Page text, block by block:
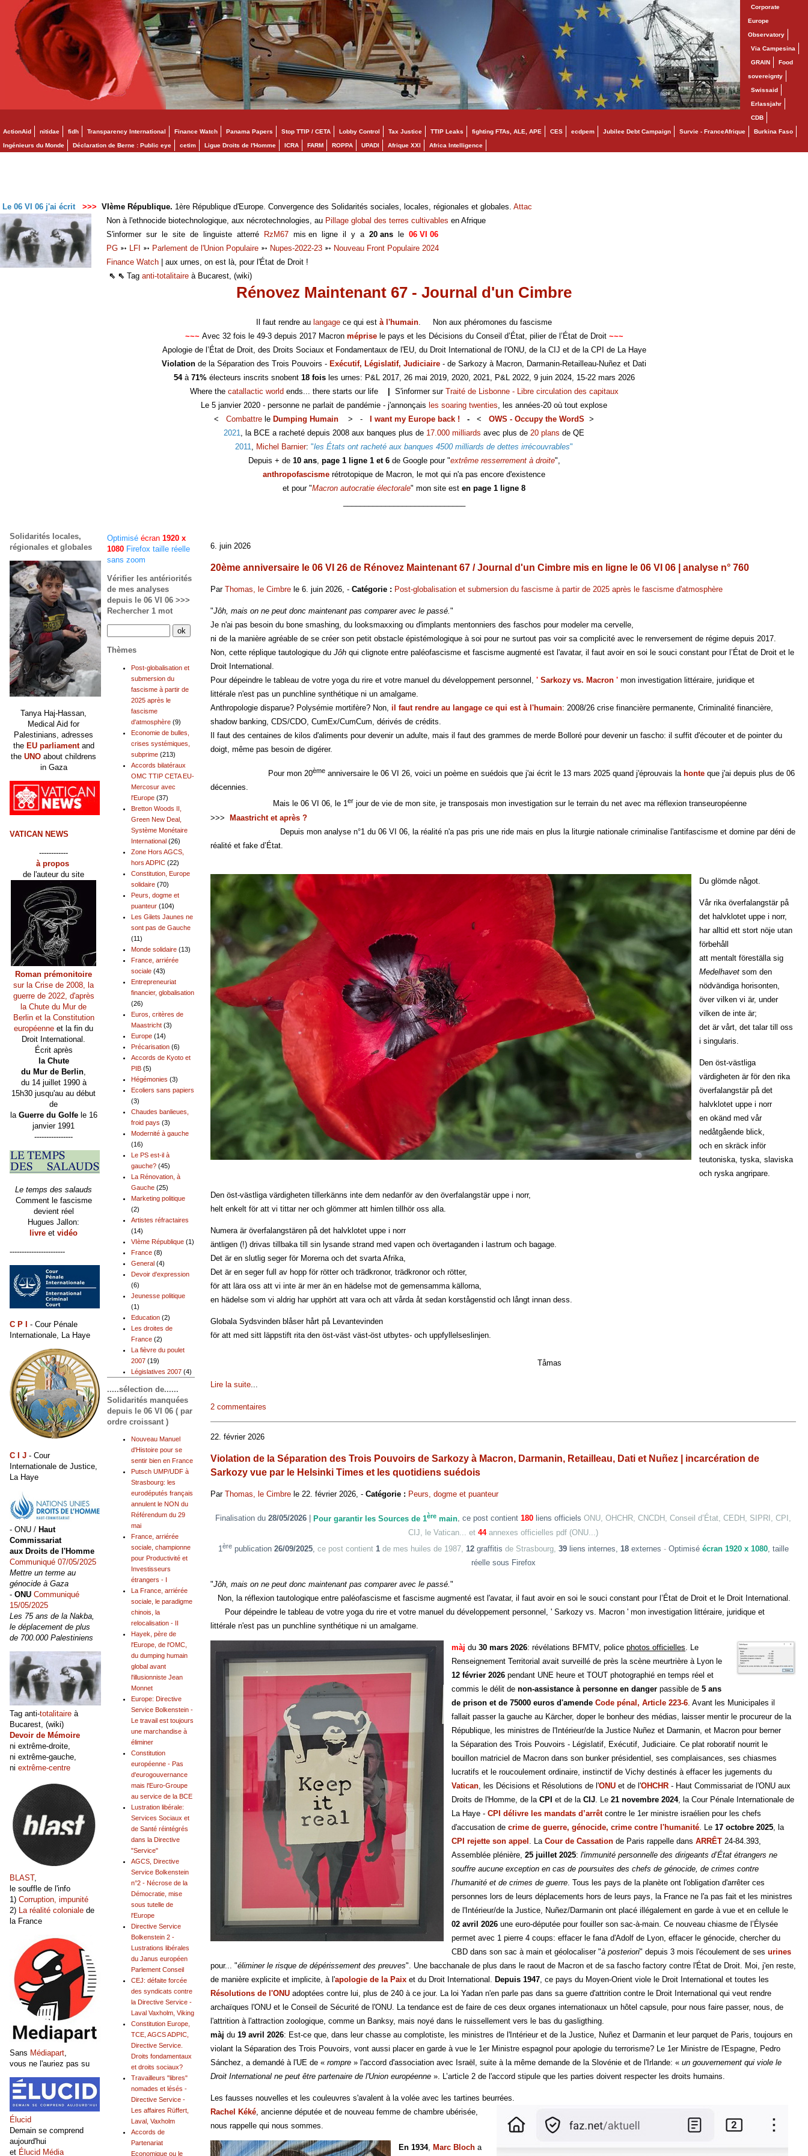
Corporate
Europe
Observatory
Via Campesina
GRAIN Food
sovereignty
Swissaid
Erlassjahr
CDB
ActionAid nitidae fidh Transparency International Finance Watch Panama Papers Stop TTIP / CETA Lobby Control Tax Justice TTIP Leaks fighting FTAs, ALE, APE CES ecdpem Jubilee Debt Campaign Survie - FranceAfrique Burkina Faso
Ingénieurs du Monde Déclaration de Berne : Public eye cetim Ligue Droits de l'Homme ICRA FARM ROPPA UPADI Afrique XXI Africa Intelligence
Le 06 VI 06 j'ai écrit >>> VIème République. 1ère République d'Europe. Convergence des Solidarités sociales, locales, régionales et globales. Attac
Non à l'ethnocide biotechnologique, aux nécrotechnologies, au Pillage global des terres cultivables en Afrique
S'informer sur le site de linguiste atterré RzM67 mis en ligne il y a20 ans le 06 VI 06
PG ➳ LFI ➳ Parlement de l'Union Populaire ➳ Nupes-2022-23 ➳ Nouveau Front Populaire 2024
Finance Watch | aux urnes, on est là, pour l'État de Droit !
⇖ ⇖ Taganti-totalitaire à Bucarest, (wiki)
Rénovez Maintenant 67 - Journal d'un Cimbre
Il faut rendre au langage ce qui est à l'humain. Non aux phéromones du fascisme
~~~ Avec 32 fois le 49-3 depuis 2017 Macron méprisele pays et les Décisions du Conseil d’État, pilier de l’État de Droit~~~
Apologie de l’État de Droit, des Droits Sociaux et Fondamentaux de l'EU, du Droit International de l'ONU, de la CIJ et de la CPI de La Haye
Violation de la Séparation des Trois Pouvoirs - Exécutif, Législatif, Judiciaire - de Sarkozy à Macron, Darmanin-Retailleau-Nuñez et Dati
54à 71%électeurs inscrits snobent 18 foisles urnes: P&L 2017, 26 mai 2019, 2020, 2021, P&L 2022, 9 juin 2024, 15-22 mars 2026
Where the catallactic world ends... there starts our life S'informer sur Traité de Lisbonne - Libre circulation des capitaux
Le 5 janvier 2020 - personne ne parlait de pandémie - j'annonçais les soaring twenties, les années-20 où tout explose
< Combattre le Dumping Humain > - I want my Europe back ! - < OWS - Occupy the WordS >
2021, la BCE a racheté depuis 2008 aux banques plus de 17.000 milliards avec plus de 20 plans de QE
2011, Michel Barnier: "les États ont racheté aux banques 4500 milliards de dettes irrécouvrables"
Depuis + de 10 ans, page 1 ligne 1 et 6 de Google pour "extrême resserrement à droite",
anthropofascisme rétrotopique de Macron, le mot qui n'a pas encore d'existence
et pour "Macron autocratie électorale" mon site est en page 1 ligne 8
6. juin 2026
20ème anniversaire le 06 VI 26 de Rénovez Maintenant 67 / Journal d'un Cimbre mis en ligne le 06 VI 06 | analyse n° 760
Par Thomas, le Cimbre le 6. juin 2026, - Catégorie : Post-globalisation et submersion du fascisme à partir de 2025 après le fascisme d'atmosphère
"Jôh, mais on ne peut donc maintenant pas comparer avec le passé. "
Je n'ai pas besoin du bone smashing, du looksmaxxing ou d'implants mentonniers des faschos pour modeler ma cervelle,
ni de la manière agréable de se créer son petit obstacle épistémologique à soi pour ne surtout pas voir sa complicité avec le renversement de régime depuis 2017.
Non, cette réplique tautologique du Jôh qui clignote entre paléofascisme et fascisme augmenté est l'avatar, il faut avoir en soi le souci constant pour l’État de Droit et le
Droit International.
Pour dépeindre le tableau de votre yoga du rire et votre manuel du développement personnel, ' Sarkozy vs. Macron ' mon investigation littéraire, juridique et
littérale n'est pas un punchline synthétique ni un amalgame.
Anthropologie disparue? Polysémie mortifère? Non, il faut rendre au langage ce qui est à l'humain: 2008/26 crise financière permanente, Criminalité financière,
shadow banking, CDS/CDO, CumEx/CumCum, dérivés de crédits.
Il faut des centaines de kilos d'aliments pour devenir un adulte, mais il faut des grammes de merde Bolloré pour devenir un fascho: il suffit d'écouter et de pointer du
doigt, même pas besoin de digérer.
Pour mon 20ème anniversaire le 06 VI 26, voici un poème en suédois que j'ai écrit le 13 mars 2025 quand j'éprouvais la honte que j'ai depuis plus de 06
décennies.
Mais le 06 VI 06, le 1er jour de vie de mon site, je transposais mon investigation sur le terrain du net avec ma réflexion transeuropéenne
>>> Maastricht et après ?
Depuis mon analyse n°1 du 06 VI 06, la réalité n'a pas pris une ride mais en plus la liturgie nationale criminalise l'antifascisme et domine par déni de
réalité et fake d’État.
Du glömde något.
Vår rika överfalangstär på
det halvklotet uppe i norr,
har alltid ett stort nöje utan
förbehåll
att mentalt föreställa sig
Medelhavetsom den
nödvändiga horisonten,
över vilken vi är, under
vilken de inte är;
det är vårt, det talar till oss
i singularis.
Den öst-västliga
värdigheten är för den rika
överfalangstär på det
halvklotet uppe i norr
en okänd med vår
nedåtgående blick,
och en skräck inför
teutoniska, tyska, slaviska
och ryska angripare.
Den öst-västliga värdigheten tillerkänns inte dem nedanför av den överfalangstär uppe i norr,
helt enkelt för att vi tittar ner och glömmer att himlen tillhör oss alla.
Numera är överfalangstären på det halvklotet uppe i norr
äntligen (!) drivas tillbaka till sin lysande strand med vapen och övertaganden i lastrum och bagage.
Det är en slutlig seger för Morerna och det svarta Afrika,
Det är en seger full av hopp för rötter och trädkronor, trädkronor och rötter,
för att lära oss att vi inte är mer än en hädelse mot de gemensamma källorna,
en hädelse som vi aldrig har upphört att vara och att vårda åt sedan korstågenstid och långt innan dess.
Globala Sydsvinden blåser hårt på Levantevinden
för att med sitt läppstift rita den öst-väst väst-öst utbytes- och uppfyllelseslinjen.
Tåmas
Lire la suite...
2 commentaires
22. février 2026
Violation de la Séparation des Trois Pouvoirs de Sarkozy à Macron, Darmanin, Retailleau, Dati et Nuñez | incarcération de
Sarkozy vue par le Helsinki Times et les quotidiens suédois
Par Thomas, le Cimbre le 22. février 2026, - Catégorie : Peurs, dogme et puanteur
Finalisation du 28/05/2026 Pour garantir les Sources de 1ère main, ce post contient 180 liens officiels ONU, OHCHR, CNCDH, Conseil d’État, CEDH, SIPRI, CPI,
CIJ, le Vatican... et 44 annexes officielles pdf (ONU...)
1 èrepublication 26/09/2025, ce post contient 1 de mes huiles de 1987, 12graffitis de Strasbourg, 39liens internes, 18externes - Optimisé écran 1920 x 1080, taille
réelle sous Firefox
"Jôh, mais on ne peut donc maintenant pas comparer avec le passé."
Non, la réflexion tautologique entre paléofascisme et fascisme augmenté est l'avatar, il faut avoir en soi le souci constant pour l’État de Droit et le Droit International.
Pour dépeindre le tableau de votre yoga du rire et votre manuel du développement personnel, ' Sarkozy vs. Macron ' mon investigation littéraire, juridique et
littérale n'est pas un punchline synthétique ni un amalgame.
màj du30 mars 2026: révélations BFMTV, policephotos officielles. Le
Renseignement Territorial avait surveillé de près la scène meurtrière à Lyon le
12 février 2026 pendant UNE heure et TOUT photographié en temps réel et
commis le délit denon-assistance à personne en danger passible de5 ans
de prison et de 75000 euros d'amende Code pénal, Article 223-6. Avant les Municipales il
fallait passer la gauche au Kärcher, doper le bonheur des médias, laisser mentir le procureur de la
République, les ministres de l'Intérieur/de la Justice Nuñez et Darmanin, et Macron pour berner
la Séparation des Trois Pouvoirs - Législatif, Exécutif, Judiciaire. Ce plat roboratif nourrit le
bouillon matriciel de Macron dans son bunker présidentiel, ses complaisances, ses chiasmes
lucratifs et le roucoulement ordinaire, instinctif de Vichy destinés à effacer les jugements du
Vatican, les Décisions et Résolutions de l'ONU et de l'OHCHR - Haut Commissariat de l'ONU aux
Droits de l'Homme, de laCPI et de laCIJ. Le21 novembre 2024, la Cour Pénale Internationale de
La Haye -CPI délivre les mandats d’arrêtcontre le 1er ministre israélien pour les chefs
d'accusation decrime de guerre, génocide, crime contre l'humanité. Le17 octobre 2025, la
CPI rejette son appel . LaCour de Cassation de Paris rappelle dansARRÊT 24-84.393,
Assemblée plénière,25 juillet 2025:l'immunité personnelle des dirigeants d’État étrangers ne
souffre aucune exception en cas de poursuites des chefs de génocide, de crimes contre
l’humanité et de crimes de guerre. Tous les pays de la planète ont l'obligation d'arrêter ces
personnes lors de leurs déplacements hors de leurs pays, la France ne l'a pas fait et les ministres
de l'Intérieur/de la Justice, Nuñez/Darmanin ont placé illégalement en garde à vue et en cellule le
02 avril 2026 une euro-députée pour fouiller son sac-à-main. Ce nouveau chiasme de l’Élysée
permet avec 1 pierre 4 coups: effacer le fana d'Adolf de Lyon, effacer le génocide, chercher du
CBD dans son sac à main et géolocaliser "à posteriori" depuis 3 mois l'écoulement de sesurines
pour... "éliminer le risque de dépérissement des preuves". Une bacchanale de plus dans le raout de Macron et de sa fascho factory contre l'État de Droit. Moi, j'en reste,
de manière explicite et implicite, à l'apologie de la Paix et du Droit International. Depuis 1947, ce pays du Moyen-Orient viole le Droit International et toutes les
Résolutions de l'ONU adoptées contre lui, plus de 240 à ce jour. La loi Yadan n'en parle pas dans sa guerre d'attrition contre le Droit International qui veut rendre
archaïques l'ONU et le Conseil de Sécurité de l'ONU. La tendance est de faire de ces deux organes internationaux un hôtel capsule, pour nous faire passer, nous, de
l'attrition à l'attraction zoologique, comme un Banksy, mais noyé dans le ruissellement vers le bas du gasligthing.
màj du 19 avril 2026: Est-ce que, dans leur chasse au complotiste, les ministres de l'Intérieur et de la Justice, Nuñez et Darmanin et leur parquet de Paris, toujours en
violant la Séparation des Trois Pouvoirs, vont aussi placer en garde à vue le 1er Ministre espagnol pour apologie du terrorisme? Le 1er Ministre de l'Espagne, Pedro
Sánchez, a demandé à l'UE de « rompre » l'accord d'association avec Israël, suite à la même demande de la Slovénie et de l'Irlande: « un gouvernement qui viole le
Droit International ne peut être partenaire de l'Union européenne ». L’article 2 de l'accord stipule que les parties doivent respecter les droits humains.
Les fausses nouvelles et les couleuvres s'avalent à la volée avec les tartines beurrées.
Rachel Kéké, ancienne députée et de nouveau femme de chambre ubérisée,
nous rappelle qui nous sommes.
En 1934, Marc Bloch a
Optimisé écran 1920 x
1080 Firefox taille réelle
sans zoom
Vérifier les antériorités
de mes analyses
depuis le 06 VI 06 >>>
Rechercher 1 mot
Thèmes
Post-globalisation et
submersion du
fascisme à partir de
2025 après le
fascisme
d'atmosphère (9)
Economie de bulles,
crises systémiques,
subprime (213)
Accords bilatéraux
OMC TTIP CETA EU-
Mercosur avec
l'Europe (37)
Bretton Woods II,
Green New Deal,
Système Monétaire
International (26)
Zone Hors AGCS,
hors ADPIC (22)
Constitution, Europe
solidaire (70)
Peurs, dogme et
puanteur (104)
Les Gilets Jaunes ne
sont pas de Gauche
(11)
Monde solidaire (13)
France, arriérée
sociale (43)
Entrepreneuriat
financier, globalisation
(26)
Euros, critères de
Maastricht (3)
Europe (14)
Précarisation (6)
Accords de Kyoto et
PIB (5)
Hégémonies (3)
Ecoliers sans papiers
(3)
Chaudes banlieues,
froid pays (3)
Modernité à gauche
(16)
Le PS est-il à
gauche? (45)
La Rénovation, à
Gauche (25)
Marketing politique
(2)
Artistes réfractaires
(14)
VIème République (1)
France (8)
General (4)
Devoir d'expression
(6)
Jeunesse politique
(1)
Education (2)
Les droites de
France (2)
La fièvre du poulet
2007 (19)
Législatives 2007 (4)
.....sélection de......
Solidarités manquées
depuis le 06 VI 06 ( par
ordre croissant )
Nouveau Manuel
d'Histoire pour se
sentir bien en France
Putsch UMP/UDF à
Strasbourg: les
eurodéputés français
annulent le NON du
Référendum du 29
mai
France, arriérée
sociale, championne
pour Productivité et
Investisseurs
étrangers - I
La France, arriérée
sociale, le paradigme
chinois, la
relocalisation - II
Hayek, père de
l'Europe, de l'OMC,
du dumping humain
global avant
l'illusionniste Jean
Monnet
Europe: Directive
Service Bolkenstein -
Le travail est toujours
une marchandise à
éliminer
Constitution
européenne - Pas
d'eurogouvernance
mais l'Euro-Groupe
au service de la BCE
Lustration libérale:
Services Sociaux et
de Santé réintégrés
dans la Directive
"Service"
AGCS, Directive
Service Bolkenstein
n°2 - Nécrose de la
Démocratie, mise
sous tutelle de
l'Europe
Directive Service
Bolkenstein 2 -
Lustrations libérales
du Janus européen
Parlement Conseil
CEJ: défaite forcée
des syndicats contre
la Directive Service -
Laval Vaxholm, Viking
Constitution Europe,
TCE, AGCS ADPIC,
Directive Service.
Droits fondamentaux
et droits sociaux?
Travailleurs "libres"
nomades et lésés -
Directive Service -
Les affaires Rüffert,
Laval, Vaxholm
Accords de
Partenariat
Economique ou le
Solidarités locales,
régionales et globales
Tanya Haj-Hassan,
Medical Aid for
Palestinians, adresses
the EU parliamentand
the UNO about childrens
in Gaza
VATICAN NEWS
------------
à propos
de l'auteur du site
Roman prémonitoire
sur la Crise de 2008, la
guerre de 2022, d'après
la Chute du Mur de
Berlin et la Constitution
européenne et la fin du
Droit International.
Écrit après
la Chute
du Mur de Berlin
du 14 juillet 1990 à
15h30 jusqu'au au début
de
la Guerre du Golfele 16
janvier 1991
----------------
Le temps des salauds
Comment le fascisme
devient réel
Hugues Jallon:
livre et vidéo
-----------------------
C P I
- Cour Pénale
Internationale, La Haye
C I J - Cour
Internationale de Justice,
La Haye
- ONU / Haut
Commissariat
aux Droits de l'Homme
Communiqué 07/05/2025
Mettre un terme au
génocide à Gaza
- ONU Communiqué
15/05/2025
Les 75 ans de la Nakba,
le déplacement de plus
de 700.000 Palestiniens
Tag anti-totalitaire à
Bucarest, (wiki)
Devoir de Mémoire
ni extrême-droite,
ni extrême-gauche,
ni extrême-centre
BLAST,
le souffle de l'info
1) Corruption, impunité
2)
La réalité coloniale de
la France
Sans Médiapart
vous ne l'auriez pas su
Élucid
Demain se comprend
aujourd'hui
et Élucid Média